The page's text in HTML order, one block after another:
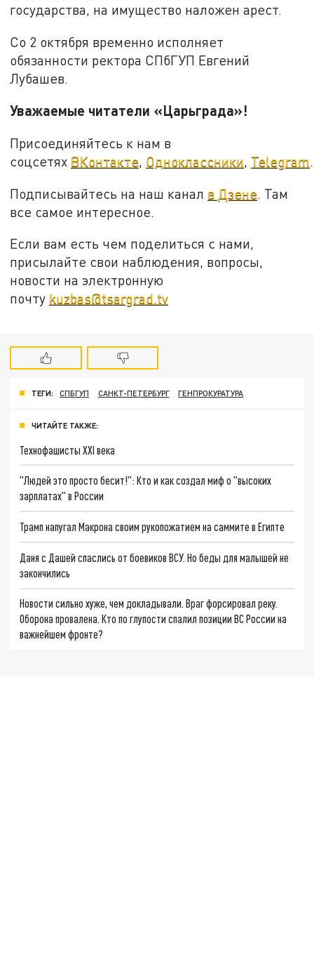
государства, на имущество наложен арест.
Со 2 октября временно исполняет
обязанности ректора СПбГУП Евгений
Лубашев.
Уважаемые читатели «Царьграда»!
Присоединяйтесь к нам в
соцсетях ВКонтакте, Одноклассники, Telegram.
Подписывайтесь на наш канал в Дзене . Там
все самое интересное.
Если вам есть чем поделиться с нами,
присылайте свои наблюдения, вопросы,
новости на электронную
почту kuzbas@tsargrad.tv
ТЕГИ: СПБГУП САНКТ-ПЕТЕРБУРГ ГЕНПРОКУРАТУРА
ЧИТАЙТЕ ТАКЖЕ:
Технофашисты XXI века
"Людей это просто бесит!": Кто и как создал миф о "высоких
зарплатах" в России
Трамп напугал Макрона своим рукопожатием на саммите в Египте
Даня с Дашей спаслись от боевиков ВСУ. Но беды для малышей не
закончились
Новости сильно хуже, чем докладывали. Враг форсировал реку.
Оборона провалена. Кто по глупости спалил позиции ВС России на
важнейшем фронте?